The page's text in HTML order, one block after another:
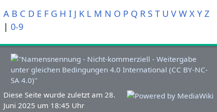
A B C D E F G H I J K L M N O P Q R S T U V W X Y Z
| 0-9
Diese Seite wurde zuletzt am 28.
Juni 2025 um 18:45 Uhr